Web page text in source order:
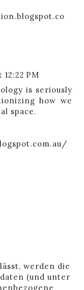
12:22 PM
is seriously
how we
space.
werden die
(und unter